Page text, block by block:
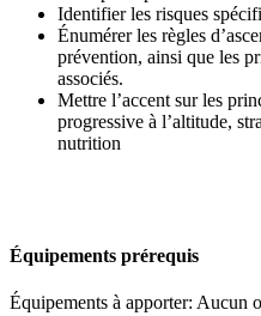
Identifier les risques
Énumérer les règles
prévention, ainsi que les
associés.
Mettre l’accent sur les
progressive à l’altitude,
nutrition
Équipements prérequis
Équipements à apporter: Aucun